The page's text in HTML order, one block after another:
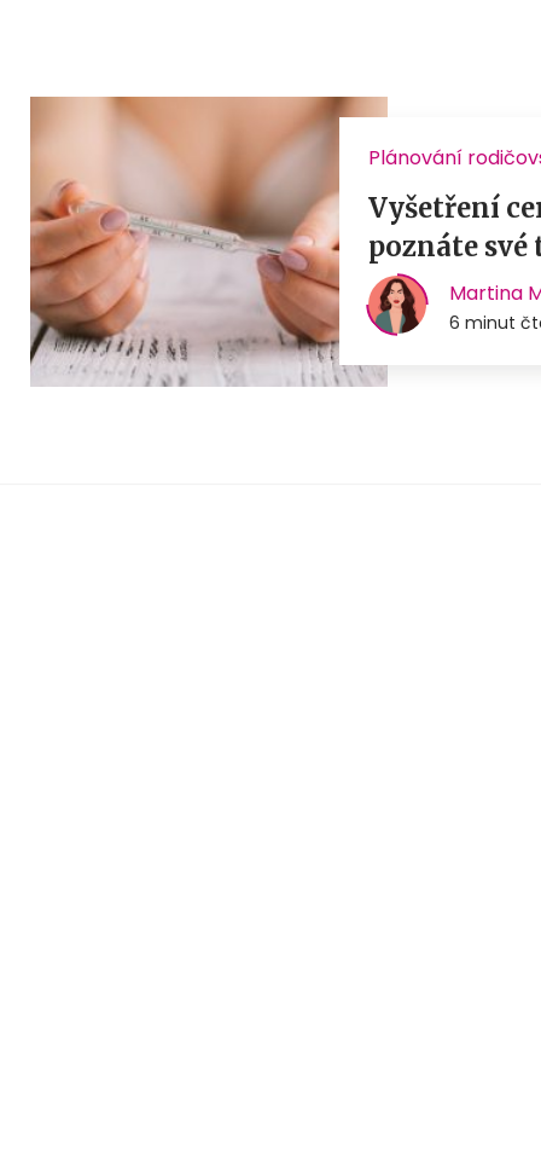
Plánování
Vyšetření
poznáte své
Martina
6 minut